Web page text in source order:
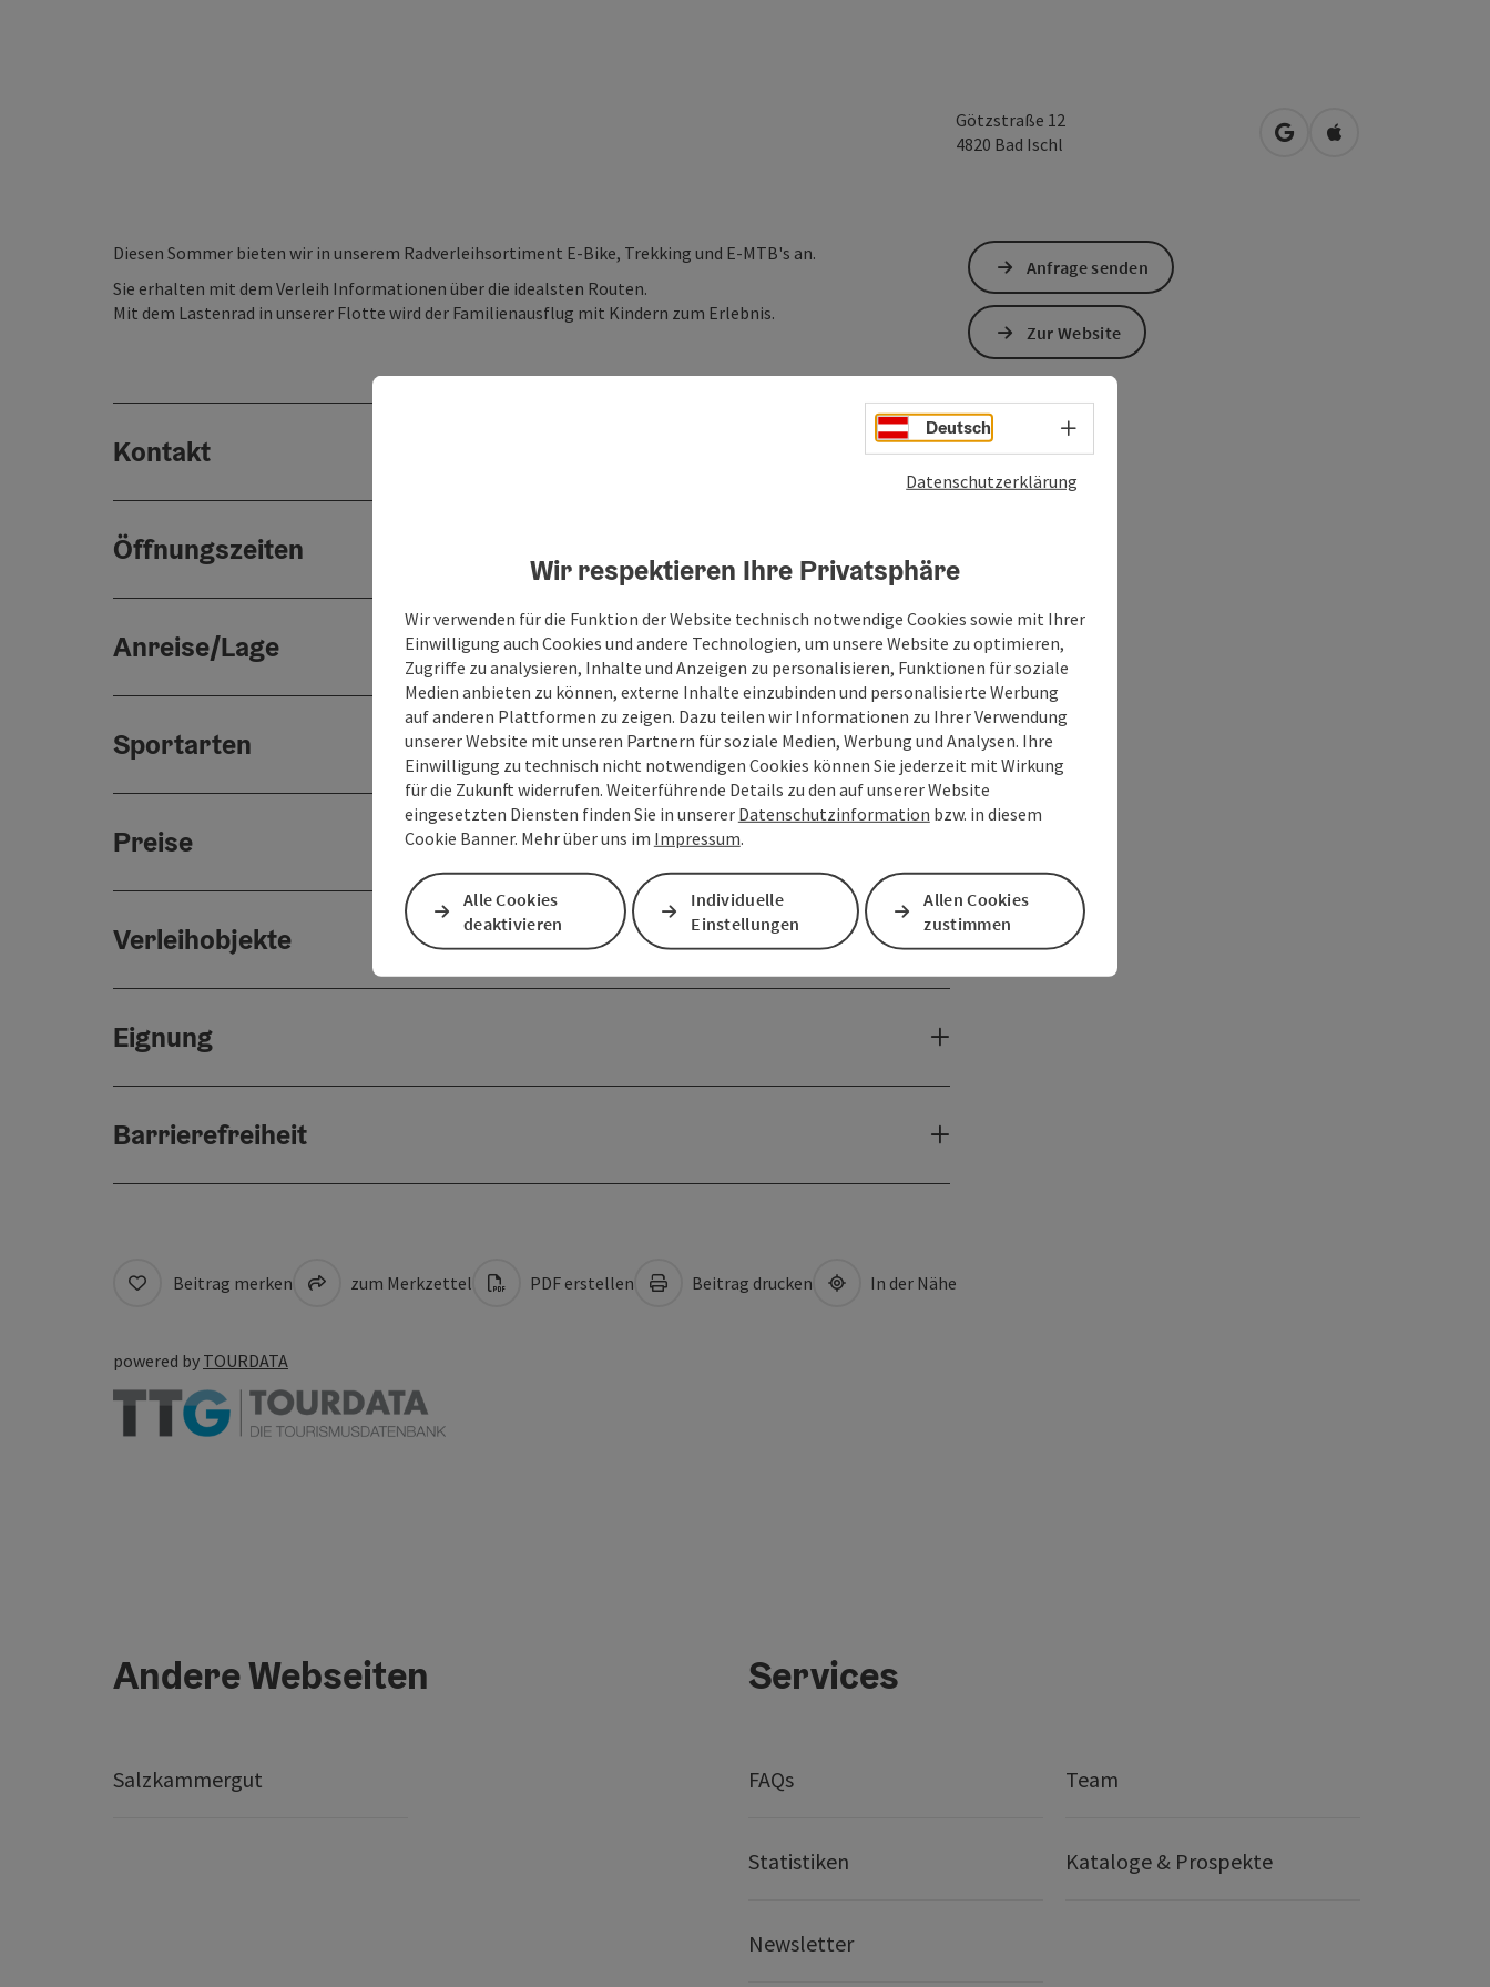
Götzstraße 12
4820 Bad Ischl in Google Maps öffnen
in Apple Maps
Diesen Sommer bieten wir in unserem Radverleihsortiment E-Bike, Trekking und E-MTB's an.
Sie erhalten mit dem Verleih Informationen über die idealsten Routen.
Mit dem Lastenrad in unserer Flotte wird der Familienausflug mit Kindern zum Erlebnis.
Kontakt
Öffnungszeiten
Anreise/Lage
Sportarten
Preise
Verleihobjekte
Eignung
Barrierefreiheit
Anfrage senden
Zur Website
Beitrag merken zum Merkzettel PDF erstellen Beitrag drucken In der Nähe
powered by TOURDATA
Andere Webseiten
Salzkammergut
Services
FAQs Team
Statistiken Kataloge & Prospekte
Newsletter
Deutsch Sprachwahl - Menü öffnen
Datenschutzerklärung
Wir respektieren Ihre Privatsphäre
Wir verwenden für die Funktion der Website technisch notwendige Cookies sowie mit Ihrer
Einwilligung auch Cookies und andere Technologien, um unsere Website zu optimieren,
Zugriffe zu analysieren, Inhalte und Anzeigen zu personalisieren, Funktionen für soziale
Medien anbieten zu können, externe Inhalte einzubinden und personalisierte Werbung
auf anderen Plattformen zu zeigen. Dazu teilen wir Informationen zu Ihrer Verwendung
unserer Website mit unseren Partnern für soziale Medien, Werbung und Analysen. Ihre
Einwilligung zu technisch nicht notwendigen Cookies können Sie jederzeit mit Wirkung
für die Zukunft widerrufen. Weiterführende Details zu den auf unserer Website
eingesetzten Diensten finden Sie in unserer Datenschutzinformation bzw. in diesem
Cookie Banner. Mehr über uns im Impressum.
Alle Cookies
deaktivieren
Individuelle
Einstellungen
Allen Cookies
zustimmen